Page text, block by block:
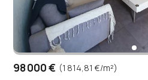
98 000 € (1 814,81 €/m²)